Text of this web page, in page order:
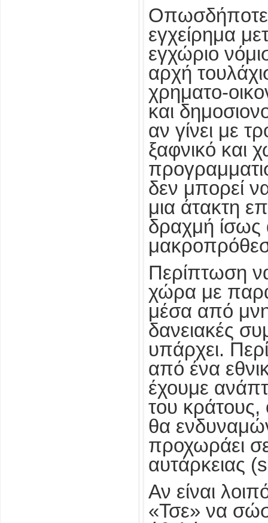
Οπωσδήποτε,
εγχείρημα
εγχώριο
αρχή
χρηματο-
και
αν γίνει με
ξαφνικό και
δεν μπορεί
μια άτακτη
δραχμή ίσως
Περίπτωση
χώρα με
μέσα από
δανειακές
υπάρχει.
από ένα
έχουμε
του κράτους,
θα
προχωράει
αυτάρκειας
Αν είναι
«Τσε» να